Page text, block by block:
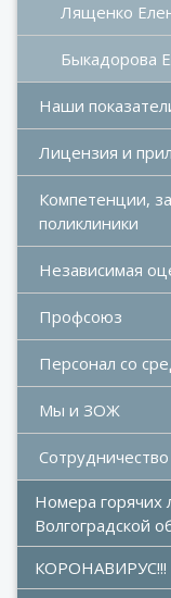
Лященко
Быкадорова
Наши
Лицензия и
Компетенции,
поликлиники
Независимая
Профсоюз
Персонал со
Мы и ЗОЖ
Номера горячих
Волгоградской
КОРОНАВИРУС!!!